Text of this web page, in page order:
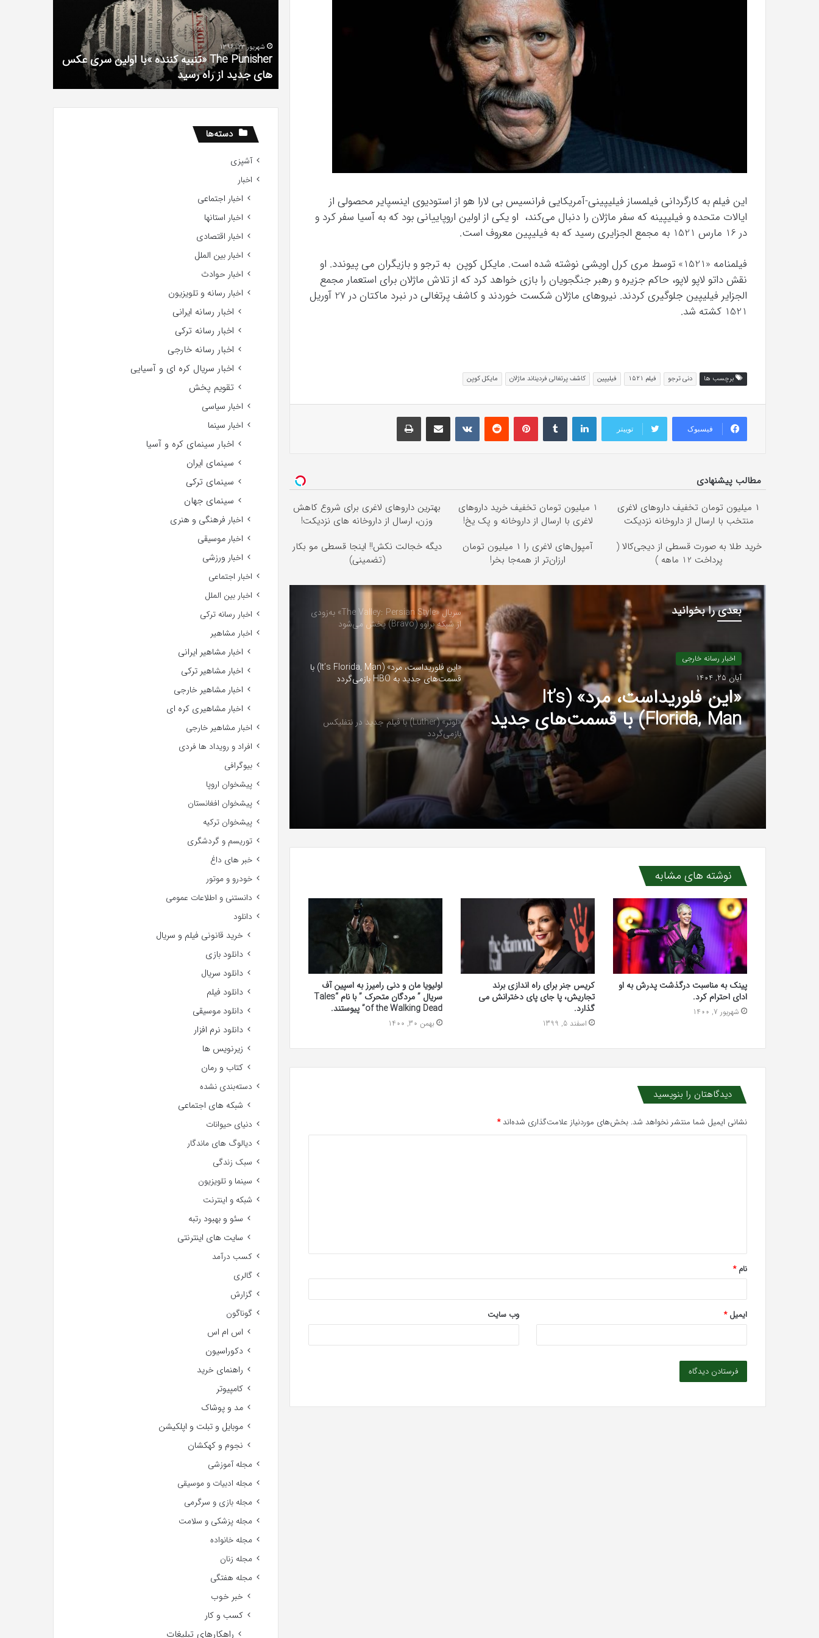
این فیلم به کارگردانی فیلمساز فیلیپینی-آمریکایی فرانسیس بی لارا هو از استودیوی اینسپایر محصولی از
ایالات متحده و فیلیپینه که سفر ماژلان را دنبال می‌کند، او یکی از اولین اروپاییانی بود که به آسیا سفر کرد و
در 16 مارس 1521 به مجمع الجزایری رسید که به فیلیپین معروف است.
فیلمنامه «1521» توسط مری کرل اویشی نوشته شده است. مایکل کوپن به ترجو و بازیگران می پیوندد. او
نقش داتو لاپو لاپو، حاکم جزیره و رهبر جنگجویان را بازی خواهد کرد که از تلاش ماژلان برای استعمار مجمع
الجزایر فیلیپین جلوگیری کردند. نیروهای ماژلان شکست خوردند و کاشف پرتغالی در نبرد ماکتان در 27 آوریل
1521 کشته شد.
برچسب ها دنی ترجو فیلم ۱۵۲۱ فیلیپین کاشف پرتغالی فردیناند ماژلان مایکل کوپن
فیسبوک توییتر
لینکداینتامبلر پینتریستReddit
VKontakteاشتراک گذاری با ایمیل چاپ
مطالب پیشنهادی
۱ میلیون تومان تخفیف داروهای لاغری
منتخب با ارسال از داروخانه نزدیکت
1 میلیون تومان تخفیف خرید داروهای
لاغری با ارسال از داروخانه و پک یخ!
بهترین داروهای لاغری برای شروع کاهش
وزن، ارسال از داروخانه های نزدیکت!
خرید طلا به صورت قسطی از دیجی‌کالا (
پرداخت 12 ماهه )
آمپول‌های لاغری را ۱ میلیون تومان
ارزان‌تر از همه‌جا بخر!
دیگه خجالت نکش‼️ اینجا قسطی مو بکار
(تضمینی)
بعدی را بخوانید
اخبار رسانه خارجی
آبان 25, 1404
«این فلوریداست، مرد» (It’s
Florida, Man) با قسمت‌های جدید
به HBO بازمی‌گردد
سریال «The Valley: Persian Style» به‌زودی
از شبکه براوو (Bravo) پخش می‌شود
«این فلوریداست، مرد» (It’s Florida, Man) با
قسمت‌های جدید به HBO بازمی‌گردد
«لوتر» (Luther) با فیلم جدید در نتفلیکس
بازمی‌گردد
نوشته های مشابه
پینک به مناسبت درگذشت پدرش به او
ادای احترام کرد.
شهریور 7, 1400
کریس جنر برای راه اندازی برند
تجاریش، پا جای پای دخترانش می
گذارد.
اسفند 5, 1399
اولیویا مان و دنی رامیرز به اسپین آف
سریال ” مردگان متحرک ” با نام “Tales
of the Walking Dead” پیوستند.
بهمن 30, 1400
دیدگاهتان را بنویسید
نشانی ایمیل شما منتشر نخواهد شد. بخش‌های موردنیاز علامت‌گذاری شده‌اند*
*
نام*
ایمیل* وب‌ سایت
رابطه جنسی این دختر با حیوانات وحشی !
که
“فروزن
2”
موفق
خواهد
بود.
آذر 23, 1398
خواهد بود.
عکس
های
جدید
از
شهریور 23, 1396
The Punisher «تنبیه کننده »با اولین سری عکس
های جدید از راه رسید
دسته‌ها
آشپزی
اخبار
اخبار اجتماعی
اخبار استانها
اخبار اقتصادی
اخبار بین الملل
اخبار حوادث
اخبار رسانه و تلویزیون
اخبار رسانه ایرانی
اخبار رسانه ترکی
اخبار رسانه خارجی
اخبار سریال کره ای و آسیایی
تقویم پخش
اخبار سیاسی
اخبار سینما
اخبار سینمای کره و آسیا
سینمای ایران
سینمای ترکی
سینمای جهان
اخبار فرهنگی و هنری
اخبار موسیقی
اخبار ورزشی
اخبار اجتماعی
اخبار بین الملل
اخبار رسانه ترکی
اخبار مشاهیر
اخبار مشاهیر ایرانی
اخبار مشاهیر ترکی
اخبار مشاهیر خارجی
اخبار مشاهیری کره ای
اخبار مشاهیر خارجی
افراد و رویداد ها فردی
بیوگرافی
پیشخوان اروپا
پیشخوان افغانستان
پیشخوان ترکیه
توریسم و گردشگری
خبر های داغ
خودرو و موتور
دانستنی و اطلاعات عمومی
دانلود
خرید قانونی فیلم و سریال
دانلود بازی
دانلود سریال
دانلود فیلم
دانلود موسیقی
دانلود نرم افزار
زیرنویس ها
کتاب و رمان
دسته‌بندی نشده
شبکه های اجتماعی
دنیای حیوانات
دیالوگ های ماندگار
سبک زندگی
سینما و تلویزیون
شبکه و اینترنت
سئو و بهبود رتبه
سایت های اینترنتی
کسب درآمد
گالری
گزارش
گوناگون
اس ام اس
دکوراسیون
راهنمای خرید
کامپیوتر
مد و پوشاک
موبایل و تبلت و اپلکیشن
نجوم و کهکشان
مجله آموزشی
مجله ادبیات و موسیقی
مجله بازی و سرگرمی
مجله پزشکی و سلامت
مجله خانواده
مجله زنان
مجله هفتگی
خبر خوب
کسب و کار
راهکارهای تبلیغات